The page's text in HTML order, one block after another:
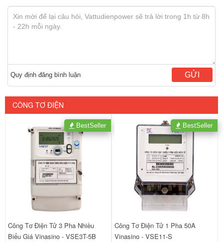
Quy định đăng bình luận GỬI
CÔNG TƠ ĐIỆN
Công Tơ Điện Tử 3 Pha Nhiều
Biểu Giá Vinasino - VSE3T-5B
BestSeller
Công Tơ Điện Tử 1 Pha 50A
Vinasino - VSE11-S
BestSeller